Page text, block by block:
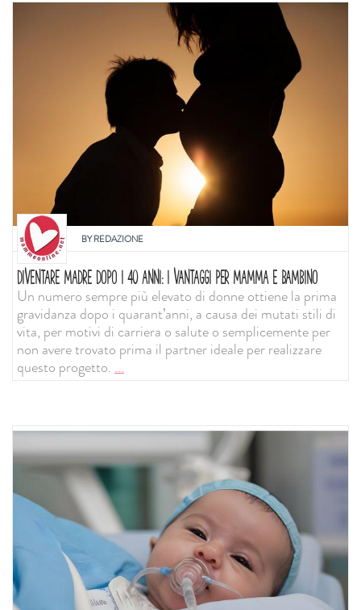
BYREDAZIONE
DIVENTARE MADRE DOPO I 40 ANNI: I VANTAGGI PER MAMMA E BAMBINO
Un numero sempre più elevato di donne ottiene la prima
gravidanza dopo i quarant’anni, a causa dei mutati stili di
vita, per motivi di carriera o salute o semplicemente per
non avere trovato prima il partner ideale per realizzare
questo progetto....